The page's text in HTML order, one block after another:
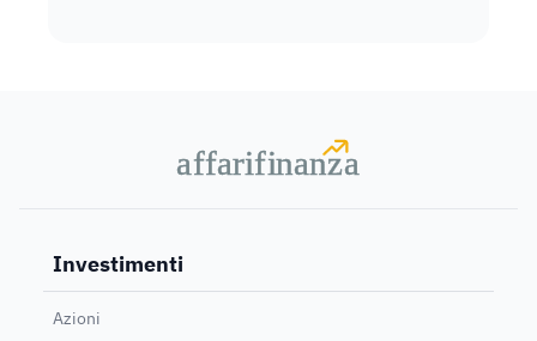
affarifinanza
affarifinanza
Investimenti
Azioni